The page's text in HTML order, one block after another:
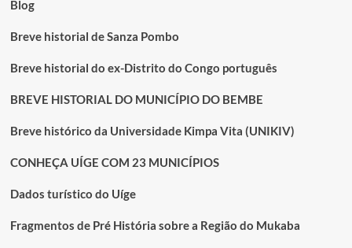
Blog
Breve historial de Sanza Pombo
Breve historial do ex-Distrito do Congo português
BREVE HISTORIAL DO MUNICÍPIO DO BEMBE
Breve histórico da Universidade Kimpa Vita (UNIKIV)
CONHEÇA UÍGE COM 23 MUNICÍPIOS
Dados turístico do Uíge
Fragmentos de Pré História sobre a Região do Mukaba